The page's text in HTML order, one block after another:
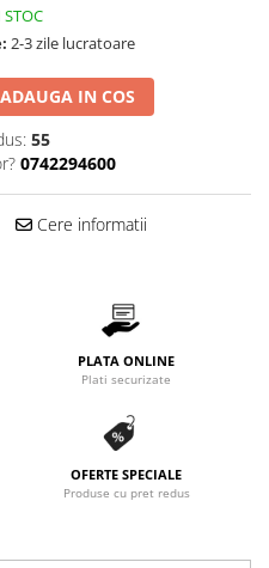
STOC
2-3 zile lucratoare
ADAUGA IN COS
55
0742294600
Cere informatii
PLATA ONLINE
Plati securizate
OFERTE SPECIALE
Produse cu pret redus